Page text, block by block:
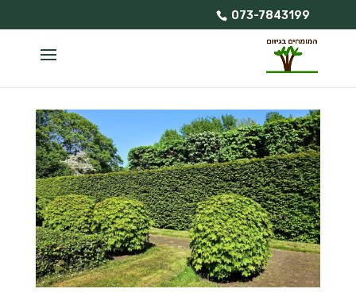
073-7843199